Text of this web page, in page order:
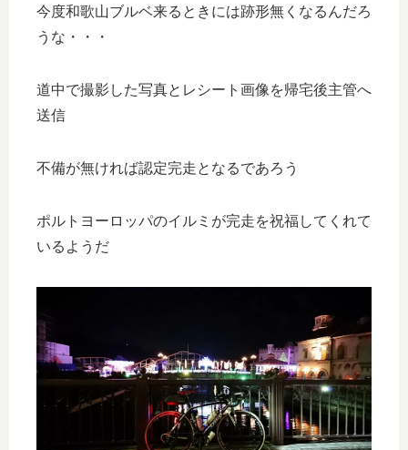
今度和歌山ブルベ来るときには跡形無くなるんだろ
うな・・・
道中で撮影した写真とレシート画像を帰宅後主管へ
送信
不備が無ければ認定完走となるであろう
ポルトヨーロッパのイルミが完走を祝福してくれて
いるようだ